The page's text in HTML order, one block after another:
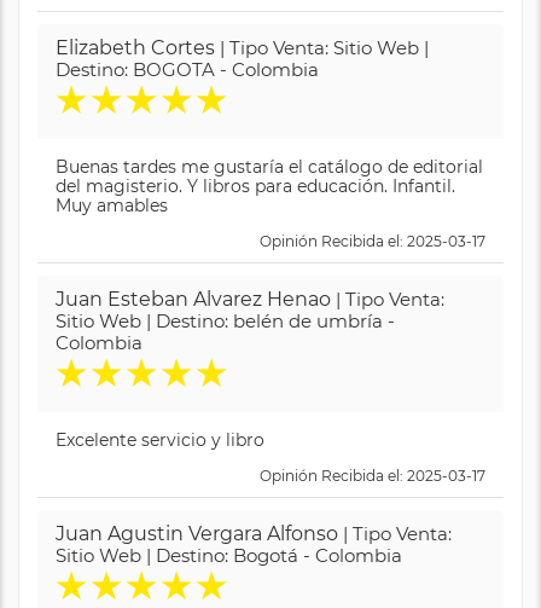
Elizabeth Cortes | Tipo Venta: Sitio Web |
Destino: BOGOTA - Colombia
★★★★★
Buenas tardes me gustaría el catálogo de editorial
del magisterio. Y libros para educación. Infantil.
Muy amables
Opinión Recibida el: 2025-03-17
Juan Esteban Alvarez Henao | Tipo Venta:
Sitio Web | Destino: belén de umbría -
Colombia
★★★★★
Excelente servicio y libro
Opinión Recibida el: 2025-03-17
Juan Agustin Vergara Alfonso | Tipo Venta:
Sitio Web | Destino: Bogotá - Colombia
★★★★★